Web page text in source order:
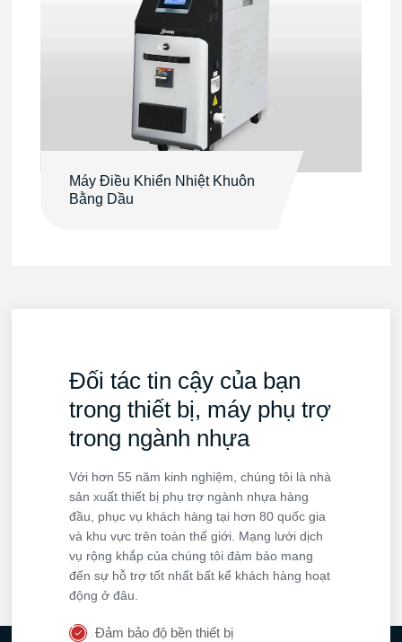
Máy Điều Khiển Nhiệt Khuôn
Bằng Dầu
Đối tác tin cậy của bạn
trong thiết bị, máy phụ trợ
trong ngành nhựa
Với hơn 55 năm kinh nghiệm, chúng tôi là nhà
sản xuất thiết bị phụ trợ ngành nhựa hàng
đầu, phục vụ khách hàng tại hơn 80 quốc gia
và khu vực trên toàn thế giới. Mạng lưới dịch
vụ rộng khắp của chúng tôi đảm bảo mang
đến sự hỗ trợ tốt nhất bất kể khách hàng hoạt
động ở đâu.
Đảm bảo độ bền thiết bị